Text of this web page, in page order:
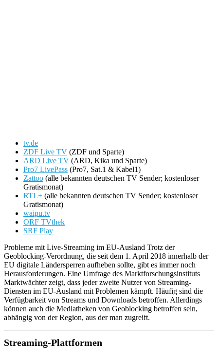
tv.de
ZDF Live TV (ZDF und Sparte)
ARD Live TV (ARD, Kika und Sparte)
Pro7 LivePass (Pro7, Sat.1 & Kabel1)
Zattoo (alle bekannten deutschen TV Sender; kostenloser
Gratismonat)
RTL+ (alle bekannten deutschen TV Sender; kostenloser
Gratismonat)
waipu.tv
ORF TVthek
SRF Play
Probleme mit Live-Streaming im EU-Ausland Trotz der
Geoblocking-Verordnung, die seit dem 1. April 2018 innerhalb der
EU digitale Ländersperren aufheben sollte, gibt es immer noch
Herausforderungen. Eine Umfrage des Marktforschungsinstituts
Marktwächter zeigt, dass jeder zweite Nutzer von Streaming-
Diensten im EU-Ausland mit Problemen kämpft. Häufig sind die
Verfügbarkeit von Streams und Downloads betroffen. Allerdings
können auch die Mediatheken von Geoblocking betroffen sein,
abhängig von der Region, aus der man zugreift.
Streaming-Plattformen